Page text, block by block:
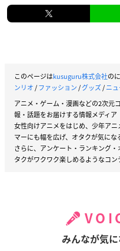
このページはkusuguru株式会社の
ンリオ/ファッション/グッズ/ニ
アニメ・ゲーム・漫画などの2次元
報・話題をお届けする情報メディア
女性向けアニメをはじめ、少年ア
マーにも幅を広げ、オタクが気にな
さらに、アンケート・ランキング
タクがワクワク楽しめるようなコン
みんなが気